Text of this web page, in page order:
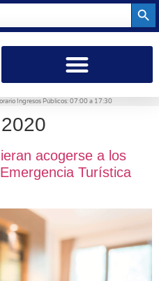
Ingresos Públicos: 07:00 a 17:30
acogerse a los
Turística